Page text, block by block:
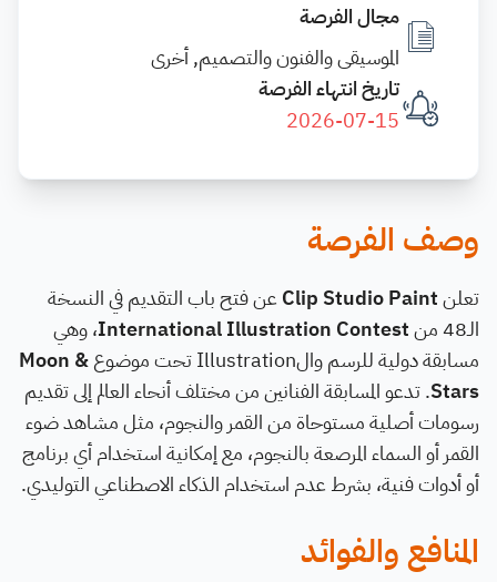
مجال الفرصة
الموسيقى والفنون والتصميم, أخرى
تاريخ انتهاء الفرصة
2026-07-15
وصف الفرصة
تعلنClip Studio Paint عن فتح باب التقديم في النسخة
الـ48 من
International Illustration Contest، وهي
مسابقة دولية للرسم والIllustration تحت موضوع
Moon &
Stars. تدعو المسابقة الفنانين من مختلف أنحاء العالم إلى تقديم
رسومات أصلية مستوحاة من القمر والنجوم، مثل مشاهد ضوء
القمر أو السماء المرصعة بالنجوم، مع إمكانية استخدام أي برنامج
أو أدوات فنية، بشرط عدم استخدام الذكاء الاصطناعي التوليدي.
المنافع والفوائد